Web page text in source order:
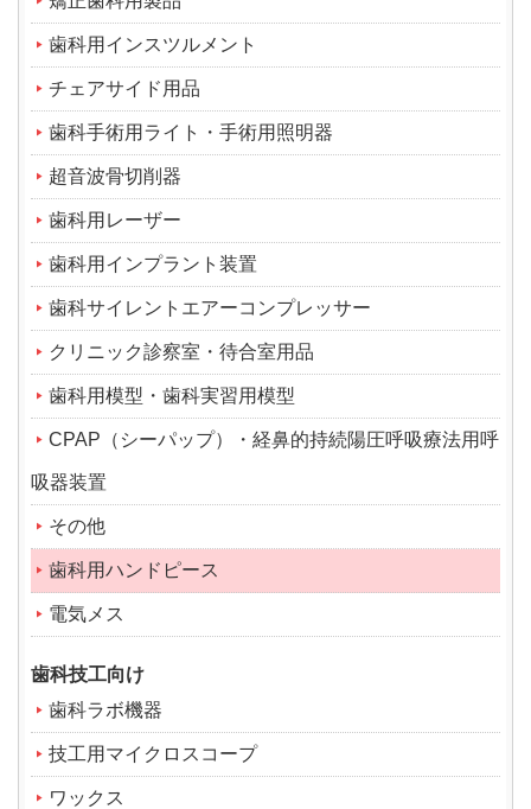
歯科用インスツルメント
チェアサイド用品
歯科手術用ライト・手術用照明器
超音波骨切削器
歯科用レーザー
歯科用インプラント装置
歯科サイレントエアーコンプレッサー
クリニック診察室・待合室用品
歯科用模型・歯科実習用模型
CPAP（シーパップ）・経鼻的持続陽圧呼吸療法用呼
吸器装置
その他
歯科用ハンドピース
電気メス
歯科技工向け
歯科ラボ機器
技工用マイクロスコープ
ワックス